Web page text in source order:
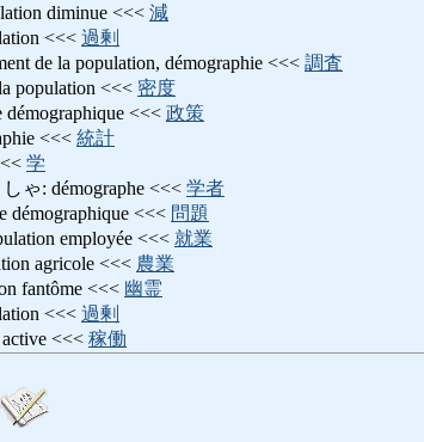
diminue <<< 減
<<< 過剰
de la population, démographie <<< 調査
population <<< 密度
<<< 政策
<<< 統計
学
ゃ: démographe <<< 学者
<<< 問題
employée <<< 就業
agricole <<< 農業
fantôme <<< 幽霊
<<< 過剰
<<< 稼働